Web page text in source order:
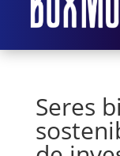
Seres